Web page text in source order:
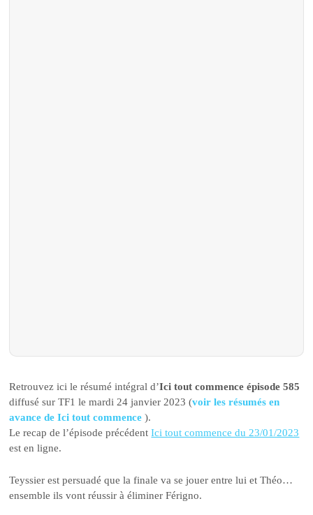
Retrouvez ici le résumé intégral d’Ici tout commence épisode 585
diffusé sur TF1 le mardi 24 janvier 2023 (voir les résumés en
avance de Ici tout commence).
Le recap de l’épisode précédentIci tout commence du 23/01/2023
est en ligne.
Teyssier est persuadé que la finale va se jouer entre lui et Théo…
ensemble ils vont réussir à éliminer Férigno.